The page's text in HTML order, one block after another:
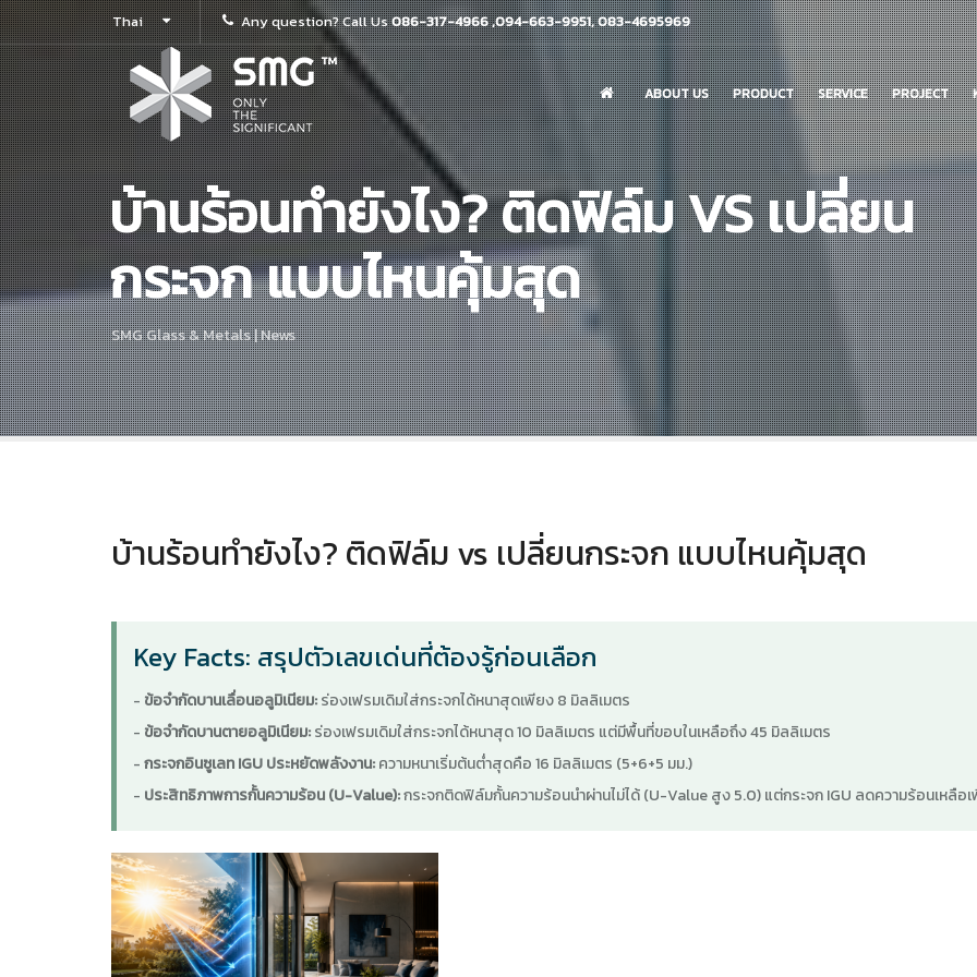
Thai Any question? Call Us086-317-4966 ,094-663-9951, 083-4695969
ABOUT US PRODUCT SERVICE PROJECT
บ้านร้อนทำยังไง? ติดฟิล์ม VS เปลี่ยน
กระจก แบบไหนคุ้มสุด
SMG Glass & Metals | News
บ้านร้อนทำยังไง? ติดฟิล์ม vs เปลี่ยนกระจก แบบไหนคุ้มสุด
Key Facts: สรุปตัวเลขเด่นที่ต้องรู้ก่อนเลือก
- ข้อจำกัดบานเลื่อนอลูมิเนียม:ร่องเฟรมเดิมใส่กระจกได้หนาสุดเพียง 8 มิลลิเมตร
- ข้อจำกัดบานตายอลูมิเนียม:ร่องเฟรมเดิมใส่กระจกได้หนาสุด 10 มิลลิเมตร แต่มีพื้นที่ขอบในเหลือถึง 45 มิลลิเมตร
-กระจกอินซูเลท IGU ประหยัดพลังงาน:ความหนาเริ่มต้นต่ำสุดคือ 16 มิลลิเมตร (5+6+5 มม.)
- ประสิทธิภาพการกั้นความร้อน (U-Value):กระจกติดฟิล์มกั้นความร้อนนำผ่านไม่ได้ (U-Value สูง 5.0) แต่กระจก IGU ลดความร้อนเหลือเ